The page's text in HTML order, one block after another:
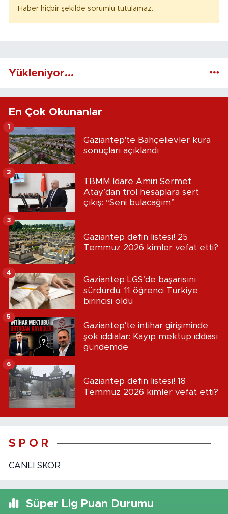
Haber hiçbir şekilde sorumlu tutulamaz.
Yükleniyor...
En Çok Okunanlar
Gaziantep'te Bahçelievler kura
sonuçları açıklandı
1
TBMM İdare Amiri Sermet
Atay’dan trol hesaplara sert
çıkış: “Seni bulacağım”
2
Gaziantep defin listesi! 25
Temmuz 2026 kimler vefat etti?
3
Gaziantep LGS’de başarısını
sürdürdü: 11 öğrenci Türkiye
birincisi oldu
4
Gaziantep'te intihar girişiminde
şok iddialar: Kayıp mektup iddiası
gündemde
5
Gaziantep defin listesi! 18
Temmuz 2026 kimler vefat etti?
6
S P O R
CANLI SKOR
Süper Lig Puan Durumu